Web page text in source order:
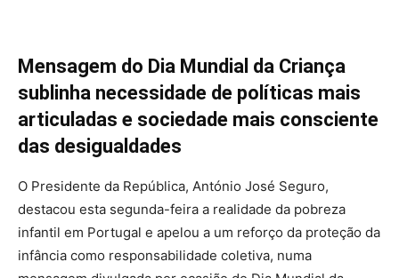
Mensagem do Dia Mundial da Criança
sublinha necessidade de políticas mais
articuladas e sociedade mais consciente
das desigualdades
O Presidente da República, António José Seguro,
destacou esta segunda-feira a realidade da pobreza
infantil em Portugal e apelou a um reforço da proteção da
infância como responsabilidade coletiva, numa